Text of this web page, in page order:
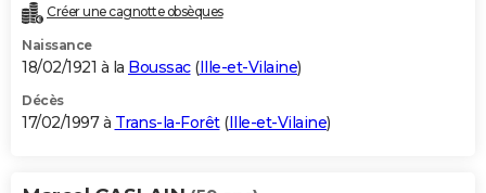
Créer une cagnotte obsèques
Naissance
18/02/1921 à la Boussac(Ille-et-Vilaine)
Décès
17/02/1997 à Trans-la-Forêt(Ille-et-Vilaine)